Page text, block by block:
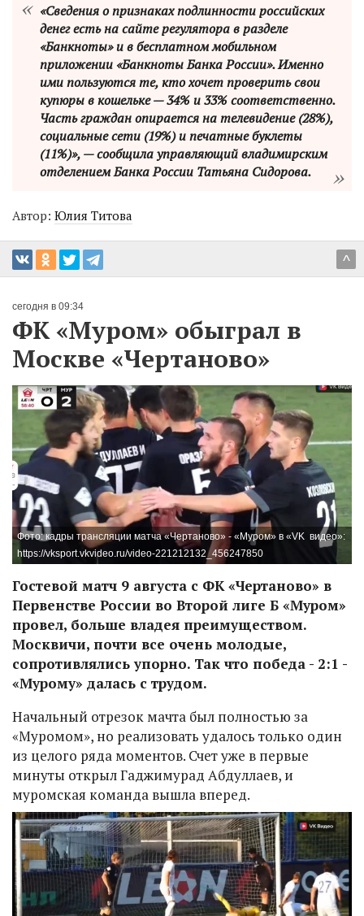
«Сведения о признаках подлинности российских
денег есть на сайте регулятора в разделе
«Банкноты» и в бесплатном мобильном
приложении «Банкноты Банка России». Именно
ими пользуются те, кто хочет проверить свои
купюры в кошельке — 34% и 33% соответственно.
Часть граждан опирается на телевидение (28%),
социальные сети (19%) и печатные буклеты
(11%)», — сообщила управляющий владимирским
отделением Банка России Татьяна Сидорова.
Автор: Юлия Титова
^
сегодня в 09:34
ФК «Муром» обыграл в
Москве «Чертаново»
Фото: кадры трансляции матча «Чертаново» - «Муром» в «VK видео»:
https://vksport.vkvideo.ru/video-221212132_456247850
Гостевой матч 9 августа с ФК «Чертаново» в
Первенстве России во Второй лиге Б «Муром»
провел, больше владея преимуществом.
Москвичи, почти все очень молодые,
сопротивлялись упорно. Так что победа - 2:1 -
«Мурому» далась с трудом.
Начальный отрезок мачта был полностью за
«Муромом», но реализовать удалось только один
из целого ряда моментов. Счет уже в первые
минуты открыл Гаджимурад Абдуллаев, и
муромская команда вышла вперед.